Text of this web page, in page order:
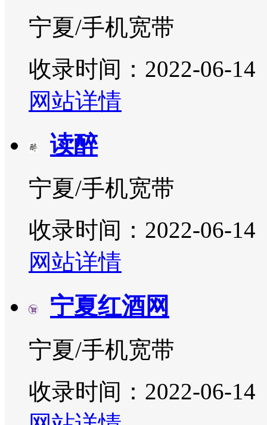
宁夏/手机宽带
收录时间：2022-06-14
网站详情
读醉
宁夏/手机宽带
收录时间：2022-06-14
网站详情
宁夏红酒网
宁夏/手机宽带
收录时间：2022-06-14